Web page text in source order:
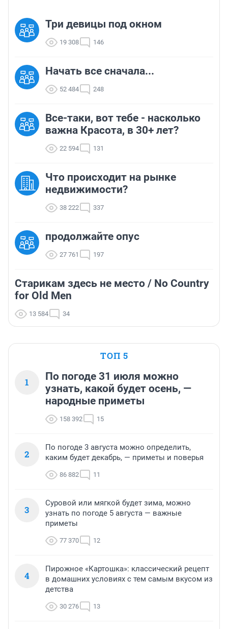
Три девицы под окном
19 308 146
Начать все сначала...
52 484 248
Все-таки, вот тебе - насколько
важна Красота, в 30+ лет?
22 594 131
Что происходит на рынке
недвижимости?
38 222 337
продолжайте опус
27 761 197
Старикам здесь не место / No Country
for Old Men
13 584 34
ТОП 5
1
По погоде 31 июля можно
узнать, какой будет осень, —
народные приметы
158 392 15
2
По погоде 3 августа можно определить,
каким будет декабрь, — приметы и поверья
86 882 11
3
Суровой или мягкой будет зима, можно
узнать по погоде 5 августа — важные
приметы
77 370 12
4
Пирожное «Картошка»: классический рецепт
в домашних условиях с тем самым вкусом из
детства
30 276 13